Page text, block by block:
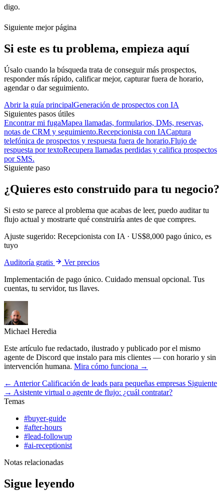
digo.
Siguiente mejor página
Si este es tu problema, empieza aquí
Úsalo cuando la búsqueda trata de conseguir más prospectos,
responder más rápido, calificar mejor, capturar fuera de horario,
agendar o dar seguimiento.
Abrir la guía principalGeneración de prospectos con IA
Siguientes pasos útiles
Encontrar mi fugaMapea llamadas, formularios, DMs, reservas,
notas de CRM y seguimiento.Recepcionista con IACaptura
telefónica de prospectos y respuesta fuera de horario.Flujo de
respuesta por textoRecupera llamadas perdidas y califica prospectos
por SMS.
Siguiente paso
¿Quieres esto construido para tu negocio?
Si esto se parece al problema que acabas de leer, puedo auditar tu
flujo actual y mostrarte qué construiría antes de que compres.
Ajuste sugerido: Recepcionista con IA · US$8,000 pago único, es
tuyo
Auditoría gratis
Ver precios
Implementación de pago único. Cuidado mensual opcional. Tus
cuentas, tu servidor, tus llaves.
Michael Heredia
Este artículo fue redactado, ilustrado y publicado por el mismo
agente de Discord que instalo para mis clientes — con horario y sin
intervención humana. Mira cómo funciona →
← Anterior Calificación de leads para pequeñas empresas Siguiente
→ Asistente virtual o agente de flujo: ¿cuál contratar?
Temas
#buyer-guide
#after-hours
#lead-followup
#ai-receptionist
Notas relacionadas
Sigue leyendo